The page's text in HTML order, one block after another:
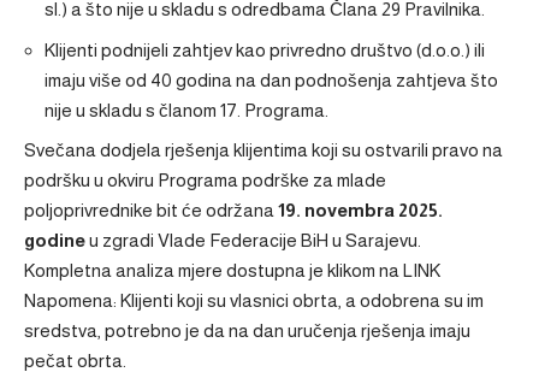
sl.) a što nije u skladu s odredbama Člana 29 Pravilnika.
Klijenti podnijeli zahtjev kao privredno društvo (d.o.o.) ili
imaju više od 40 godina na dan podnošenja zahtjeva što
nije u skladu s članom 17. Programa.
Svečana dodjela rješenja klijentima koji su ostvarili pravo na
podršku u okviru Programa podrške za mlade
poljoprivrednike bit će održana 19. novembra 2025.
godineu zgradi Vlade Federacije BiH u Sarajevu.
Kompletna analiza mjere dostupna je klikom na LINK
Napomena: Klijenti koji su vlasnici obrta, a odobrena su im
sredstva, potrebno je da na dan uručenja rješenja imaju
pečat obrta.